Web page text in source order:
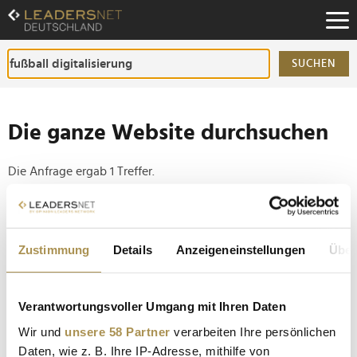
Zustimmung Details Anzeigeneinstellungen
Verantwortungsvoller Umgang mit Ihren Daten
Wir und unsere 58 Partner verarbeiten Ihre persönlichen
Daten, wie z. B. Ihre IP-Adresse, mithilfe von
Zum
Inhalt
Zur
Fußzeilen-
Navigation
SUCHEN
Die ganze Website durchsuchen
Die Anfrage ergab 1 Treffer.
Tipp
Seiten suchen, die genau diese Wortgruppe enthalten:
Rudi Völler verlässt den DFB nach der EM 2028